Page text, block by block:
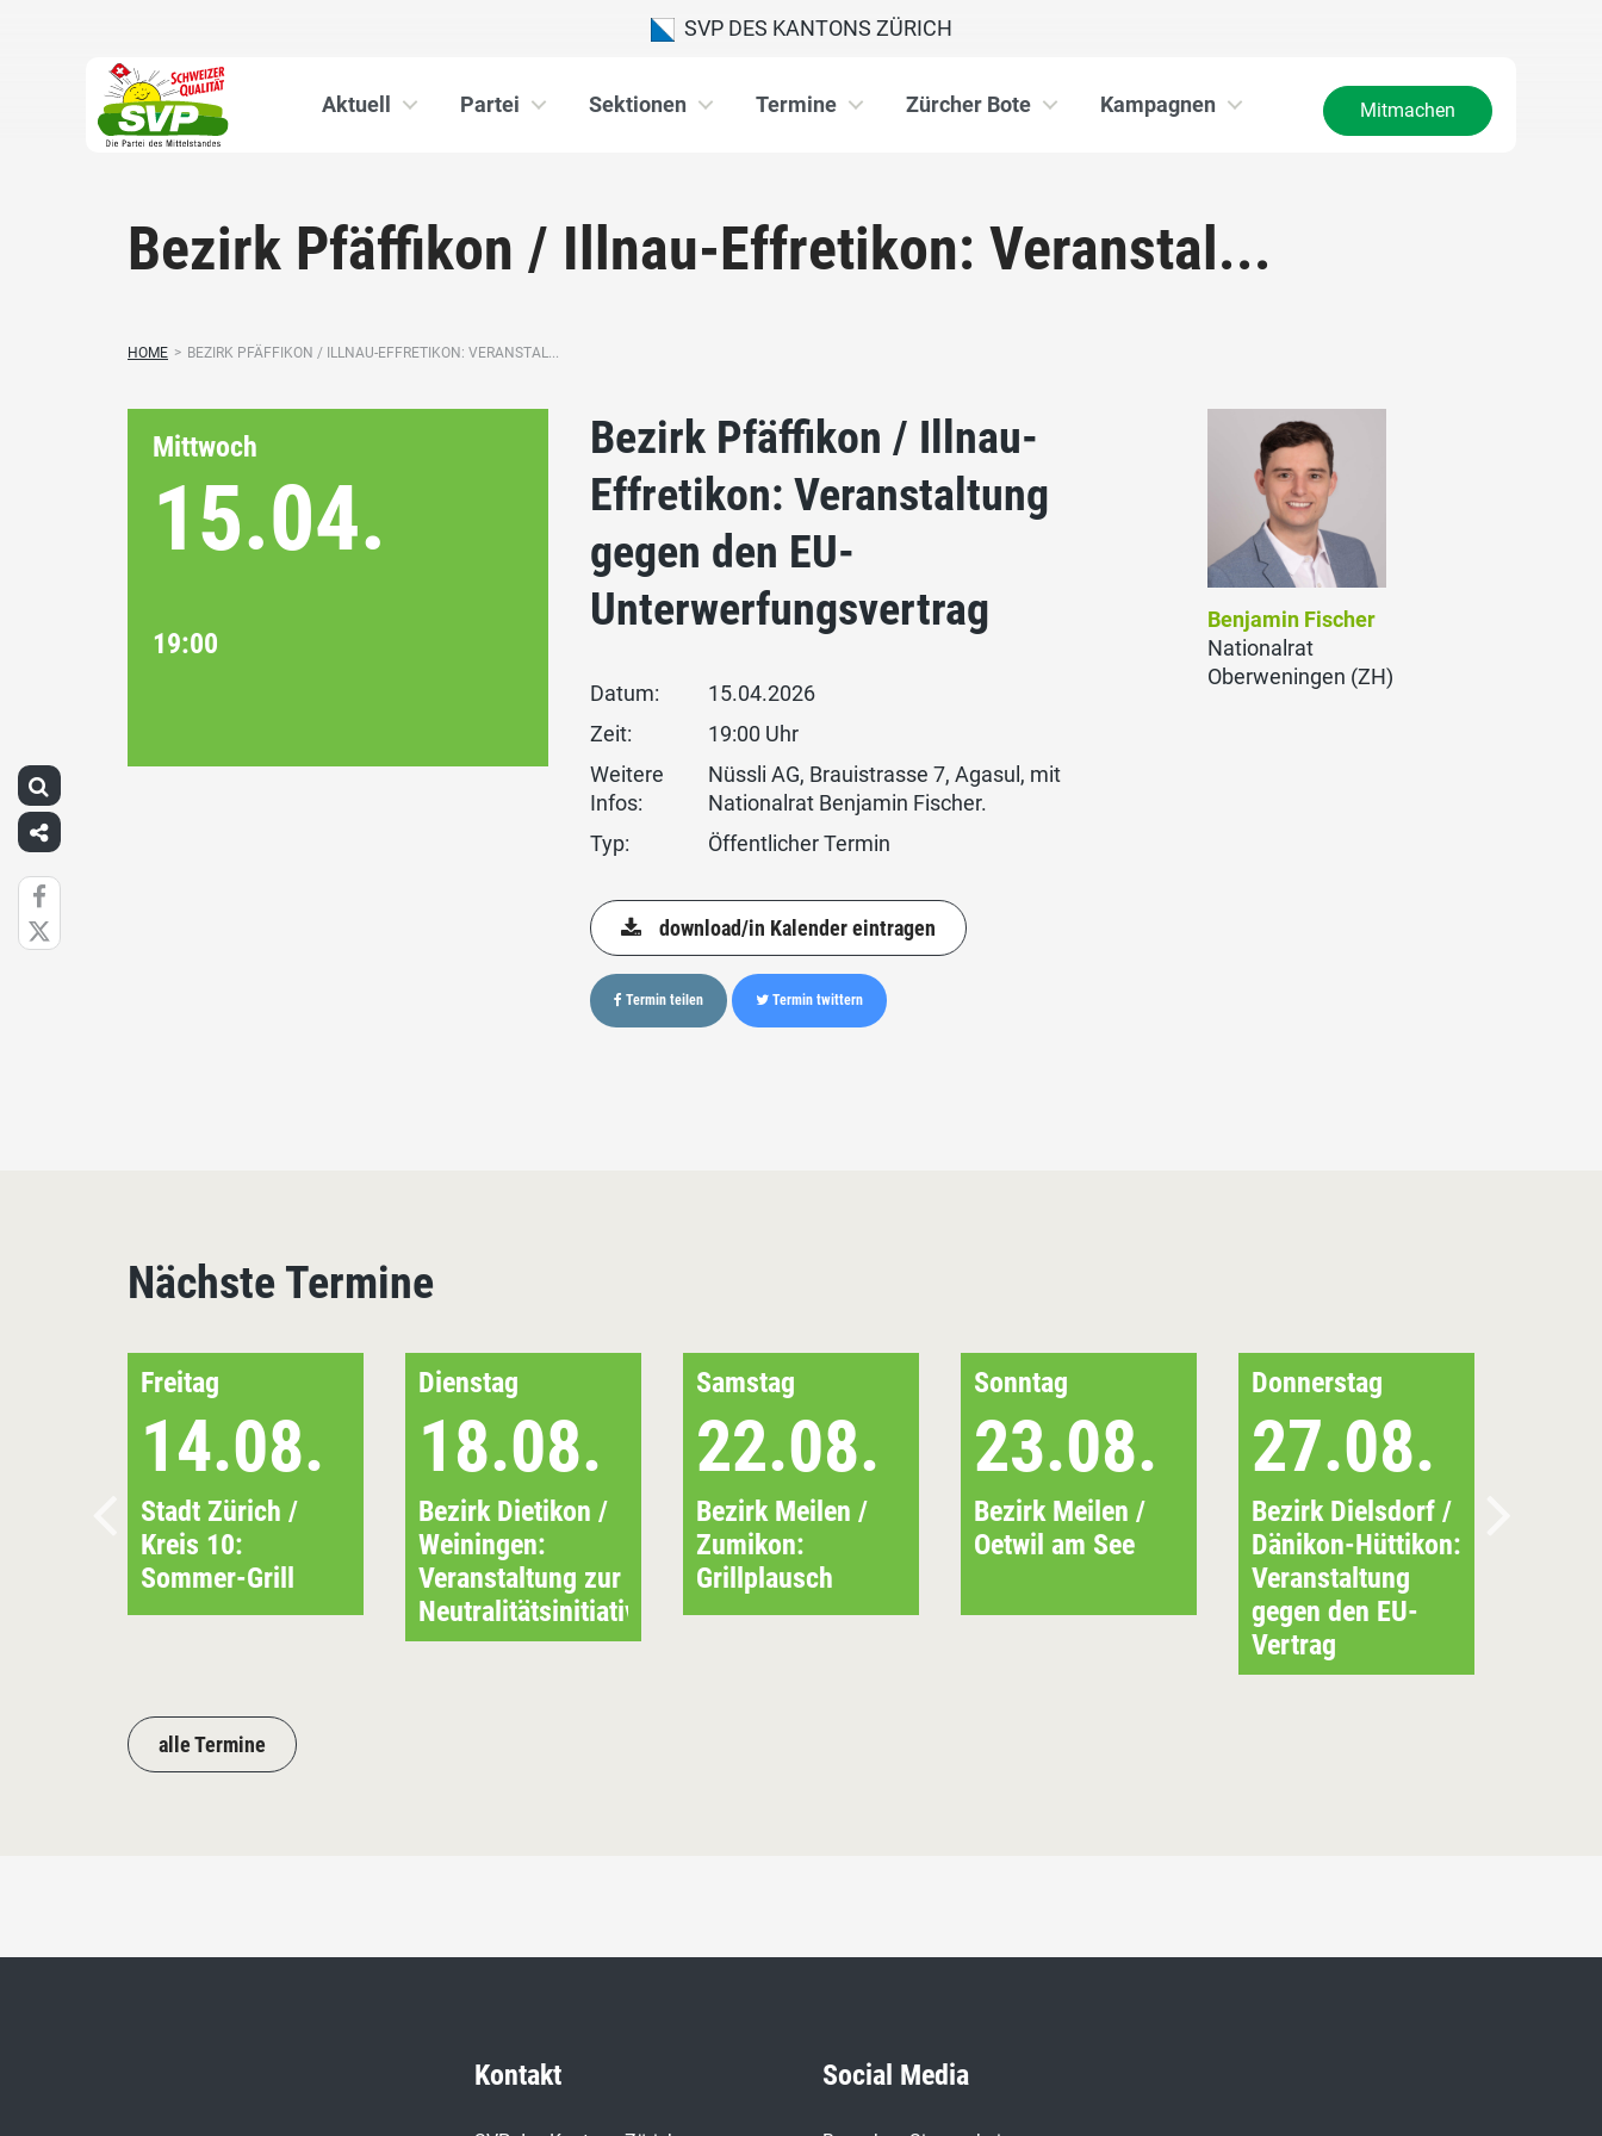
SVP DES KANTONS ZÜRICH
Aktuell Partei Sektionen Termine Zürcher Bote Kampagnen Mitmachen
Bezirk Pfäffikon / Illnau-Effretikon: Veranstal...
HOME > BEZIRK PFÄFFIKON / ILLNAU-EFFRETIKON: VERANSTAL...
Mittwoch
15.04.
19:00
Bezirk Pfäffikon / Illnau-
Effretikon: Veranstaltung
gegen den EU-
Unterwerfungsvertrag
Datum:
15.04.2026
Zeit:
19:00 Uhr
Weitere
Infos:
Nüssli AG, Brauistrasse 7, Agasul, mit
Nationalrat Benjamin Fischer.
Typ:
Öffentlicher Termin
download/in Kalender eintragen
Termin teilen Termin twittern
Benjamin Fischer
Nationalrat
Oberweningen (ZH)
Nächste Termine
Freitag
14.08.
Stadt Zürich /
Kreis 10:
Sommer-Grill
Dienstag
18.08.
Bezirk Dietikon /
Weiningen:
Veranstaltung zur
Neutralitätsinitiative
Samstag
22.08.
Bezirk Meilen /
Zumikon:
Grillplausch
Sonntag
23.08.
Bezirk Meilen /
Oetwil am See
Donnerstag
27.08.
Bezirk Dielsdorf /
Dänikon-Hüttikon:
Veranstaltung
gegen den EU-
Vertrag
alle Termine
Kontakt Social Media